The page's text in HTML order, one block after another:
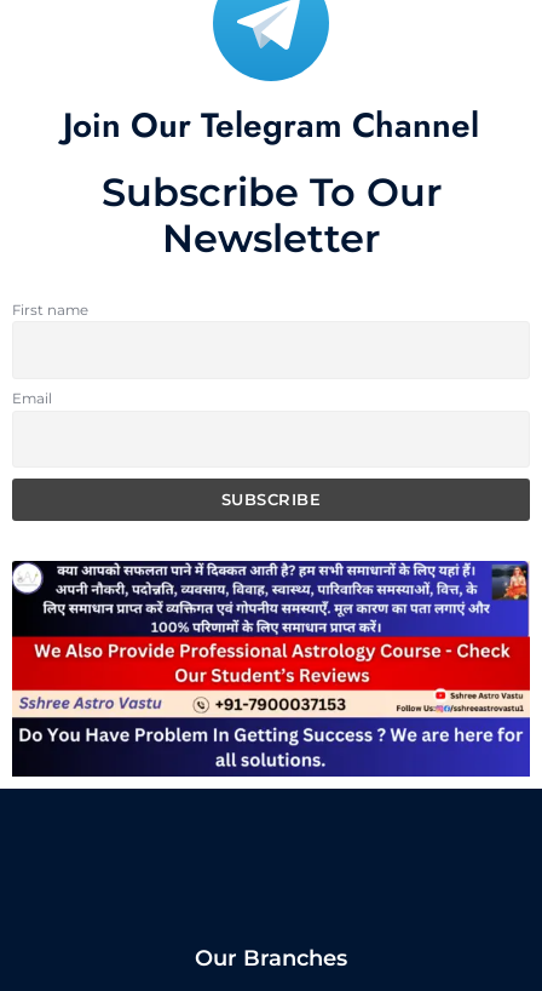
Join Our Telegram Channel
Subscribe To Our
Newsletter
First name
Email
Our Branches